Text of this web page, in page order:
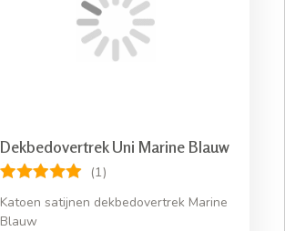
Dekbedovertrek Uni Marine Blauw
(1)
Katoen satijnen dekbedovertrek Marine
Blauw